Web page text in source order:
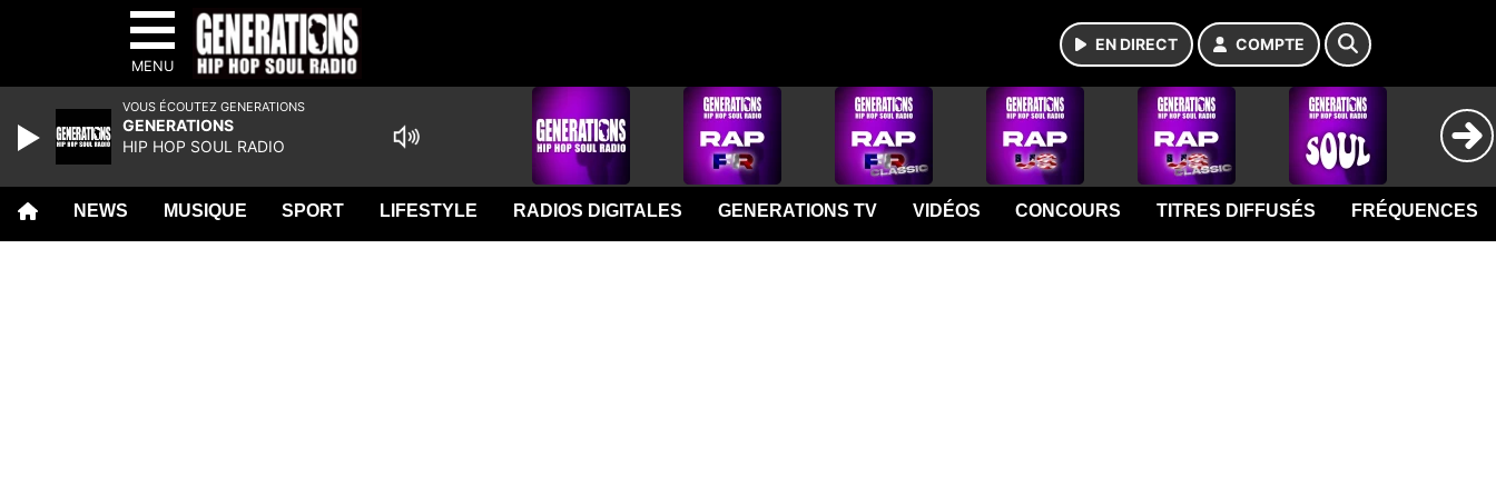
MENU
EN DIRECT COMPTE
NEWS MUSIQUE SPORT LIFESTYLE RADIOS DIGITALES GENERATIONS TV VIDÉOS CONCOURS TITRES DIFFUSÉS FRÉQUENCES
VOUS ÉCOUTEZ GENERATIONS
GENERATIONS
HIP HOP SOUL RADIO